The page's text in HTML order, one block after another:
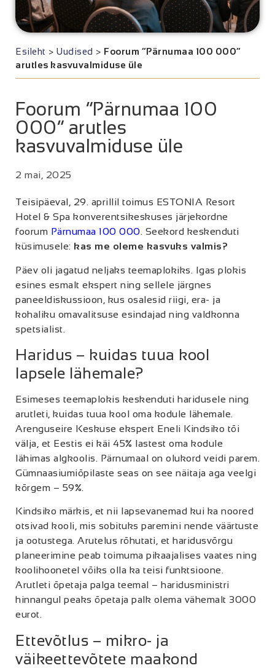
Esileht > Uudised > Foorum “Pärnumaa 100 000”
arutles kasvuvalmiduse üle
Foorum “Pärnumaa 100
000” arutles
kasvuvalmiduse üle
2 mai, 2025
Teisipäeval, 29. aprillil toimus ESTONIA Resort
Hotel & Spa konverentsikeskuses järjekordne
foorum Pärnumaa 100 000. Seekord keskenduti
küsimusele: kas me oleme kasvuks valmis?
Päev oli jagatud neljaks teemaplokiks. Igas plokis
esines esmalt ekspert ning sellele järgnes
paneeldiskussioon, kus osalesid riigi, era- ja
kohaliku omavalitsuse esindajad ning valdkonna
spetsialist.
Haridus – kuidas tuua kool
lapsele lähemale?
Esimeses teemaplokis keskenduti haridusele ning
arutleti, kuidas tuua kool oma kodule lähemale.
Arenguseire Keskuse ekspert Eneli Kindsiko tõi
välja, et Eestis ei käi 45% lastest oma kodule
lähimas algkoolis. Pärnumaal on olukord veidi parem.
Gümnaasiumiõpilaste seas on see näitaja aga veelgi
kõrgem – 59%.
Kindsiko märkis, et nii lapsevanemad kui ka noored
otsivad kooli, mis sobituks paremini nende väärtuste
ja ootustega. Arutelus rõhutati, et haridusvõrgu
planeerimine peab toimuma pikaajalises vaates ning
koolihoonetel võiks olla ka teisi funktsioone.
Arutleti õpetaja palga teemal – haridusministri
hinnangul peaks õpetaja palk olema vähemalt 3000
eurot.
Ettevõtlus – mikro- ja
väikeettevõtete maakond